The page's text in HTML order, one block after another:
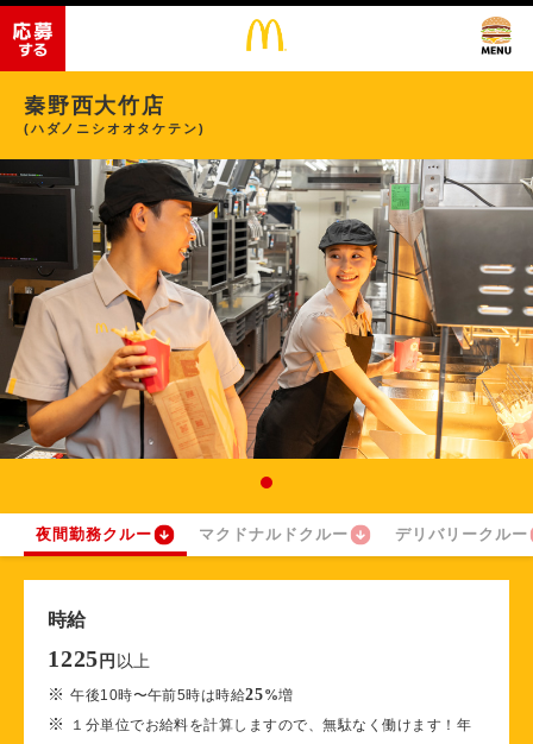
秦野西大竹店
(ハダノニシオオタケテン)
夜間勤務クルー マクドナルドクルー デリバリークルー
時給
1225 円 以上
※午後10時〜午前5時は時給25%増
※
１分単位でお給料を計算しますので、無駄なく働けます！年